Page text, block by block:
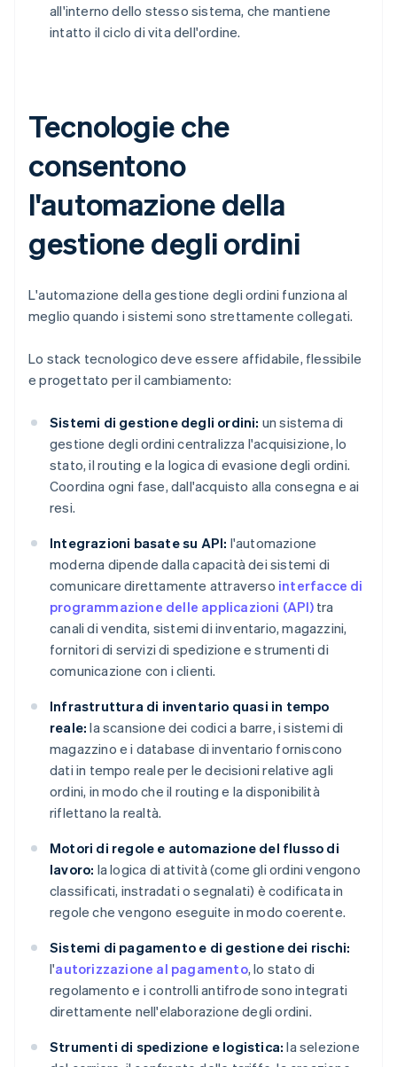
all'interno dello stesso sistema, che mantiene
intatto il ciclo di vita dell'ordine.
Tecnologie che
consentono
l'automazione della
gestione degli ordini
L'automazione della gestione degli ordini funziona al
meglio quando i sistemi sono strettamente collegati.
Lo stack tecnologico deve essere affidabile, flessibile
e progettato per il cambiamento:
Sistemi di gestione degli ordini: un sistema di
gestione degli ordini centralizza l'acquisizione, lo
stato, il routing e la logica di evasione degli ordini.
Coordina ogni fase, dall'acquisto alla consegna e ai
resi.
Integrazioni basate su API: l'automazione
moderna dipende dalla capacità dei sistemi di
comunicare direttamente attraverso interfacce di
programmazione delle applicazioni (API)tra
canali di vendita, sistemi di inventario, magazzini,
fornitori di servizi di spedizione e strumenti di
comunicazione con i clienti.
Infrastruttura di inventario quasi in tempo
reale: la scansione dei codici a barre, i sistemi di
magazzino e i database di inventario forniscono
dati in tempo reale per le decisioni relative agli
ordini, in modo che il routing e la disponibilità
riflettano la realtà.
Motori di regole e automazione del flusso di
lavoro: la logica di attività (come gli ordini vengono
classificati, instradati o segnalati) è codificata in
regole che vengono eseguite in modo coerente.
Sistemi di pagamento e di gestione dei rischi:
l'autorizzazione al pagamento, lo stato di
regolamento e i controlli antifrode sono integrati
direttamente nell'elaborazione degli ordini.
Strumenti di spedizione e logistica: la selezione